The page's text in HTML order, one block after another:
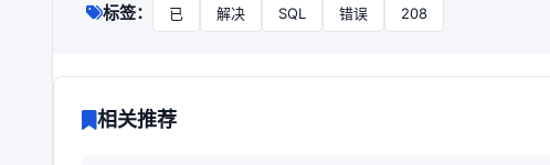
标签： 已 解决 SQL 错误 208
相关推荐